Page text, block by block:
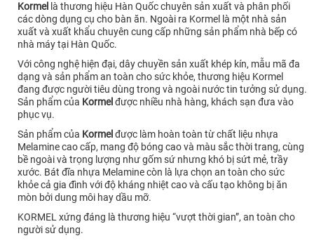
Kormel là thương hiệu Hàn Quốc chuyên sản xuất và phân phối
các dòng dụng cụ cho bàn ăn. Ngoài ra Kormel là một nhà sản
xuất và xuất khẩu chuyên cung cấp những sản phẩm nhà bếp có
nhà máy tại Hàn Quốc.
Với công nghệ hiện đại, dây chuyền sản xuất khép kín, mẫu mã đa
dạng và sản phẩm an toàn cho sức khỏe, thương hiệu Kormel
đang được người tiêu dùng trong và ngoài nước tin tưởng sử dụng.
Sản phẩm của Kormel được nhiều nhà hàng, khách sạn đưa vào
phục vụ.
Sản phẩm của Kormel được làm hoàn toàn từ chất liệu nhựa
Melamine cao cấp, mang độ bóng cao và màu sắc thời trang, cùng
bề ngoài và trọng lượng như gốm sứ nhưng khó bị sứt mẻ, trầy
xước. Bát đĩa nhựa Melamine còn là lựa chọn an toàn cho sức
khỏe cả gia đình với độ kháng nhiệt cao và cấu tạo không bị ăn
mòn bởi dung môi hay dầu mỡ.
KORMEL xứng đáng là thương hiệu “vượt thời gian”, an toàn cho
người sử dụng.